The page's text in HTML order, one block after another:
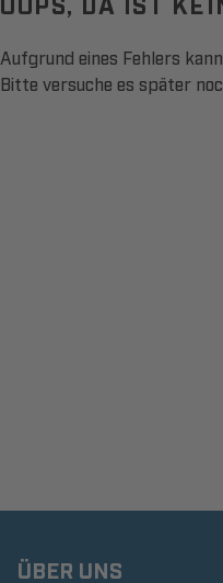
Aufgrund eines Fehlers
Bitte versuche es später
ÜBER UNS